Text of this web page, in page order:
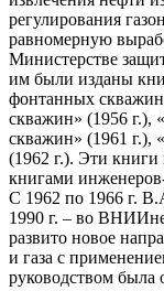
регулирования
равномерную
Министерстве
им были изданы
фонтанных
скважин» (1956 г.),
скважин» (1961 г.),
(1962 г.). Эти книги
книгами
С 1962 по 1966 г.
1990 г. – во
развито новое
и газа с
руководством была